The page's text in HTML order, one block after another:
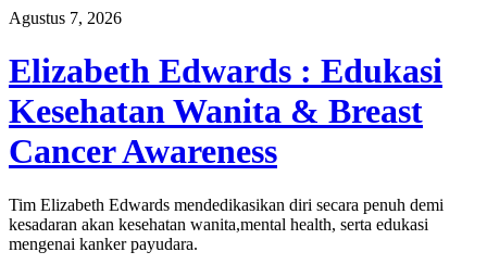
Skip
content
Agustus 7, 2026
Elizabeth Edwards : Edukasi
Kesehatan Wanita & Breast
Cancer Awareness
Tim Elizabeth Edwards mendedikasikan diri secara penuh demi
kesadaran akan kesehatan wanita,mental health, serta edukasi
mengenai kanker payudara.